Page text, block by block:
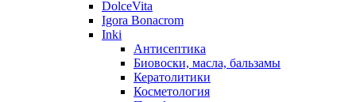
DolceVita
Igora Bonacrom
Inki
Антисептика
Биовоски, масла, бальзамы
Кератолитики
Косметология